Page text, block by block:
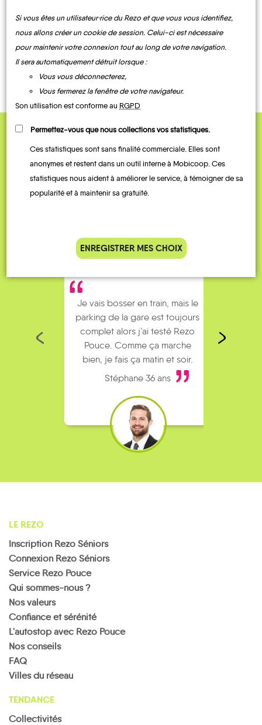
CONTACTEZ-NOUS !
QUELQUES
Témoignages
Je vais bosser en train, mais le
parking de la gare est toujours
complet alors j’ai testé Rezo
Pouce. Comme ça marche
bien, je fais ça matin et soir.
Stéphane 36 ans
LE REZO
Inscription Rezo Séniors
Connexion Rezo Séniors
Service Rezo Pouce
Qui sommes-nous ?
Nos valeurs
Confiance et sérénité
L'autostop avec Rezo Pouce
Nos conseils
FAQ
Villes du réseau
TENDANCE
Collectivités
Si vous êtes un utilisateur·rice du Rezo et que vous vous identifiez,
nous allons créer un cookie de session. Celui-ci est nécessaire
pour maintenir votre connexion tout au long de votre navigation.
Il sera automatiquement détruit lorsque :
Vous vous déconnecterez,
Vous fermerez la fenêtre de votre navigateur.
Son utilisation est conforme au RGPD
Permettez-vous que nous collections vos statistiques.
Ces statistiques sont sans finalité commerciale. Elles sont
anonymes et restent dans un outil interne à Mobicoop. Ces
statistiques nous aident à améliorer le service, à témoigner de sa
popularité et à maintenir sa gratuité.
ENREGISTRER MES CHOIX